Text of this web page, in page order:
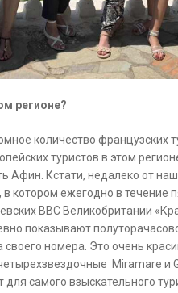
регионе?
количество французских
туристов в этом
Афин. Кстати, недалеко от
котором ежегодно в течение
ВВС Великобритании
показывают
номера. Это очень
Miramare и
самого взыскательного